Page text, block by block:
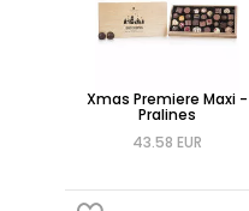
Xmas Premiere Maxi -
Pralines
43.58 EUR